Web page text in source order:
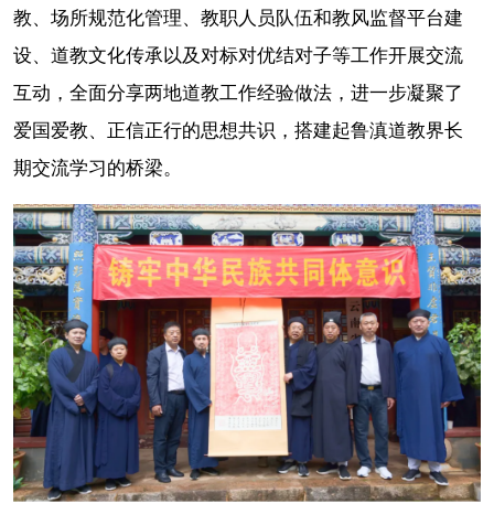
教、场所规范化管理、教职人员队伍和教风监督平台建
设、道教文化传承以及对标对优结对子等工作开展交流
互动，全面分享两地道教工作经验做法，进一步凝聚了
爱国爱教、正信正行的思想共识，搭建起鲁滇道教界长
期交流学习的桥梁。